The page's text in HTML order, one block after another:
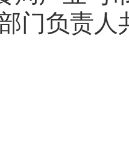
门负责